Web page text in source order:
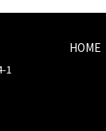
1
HOME